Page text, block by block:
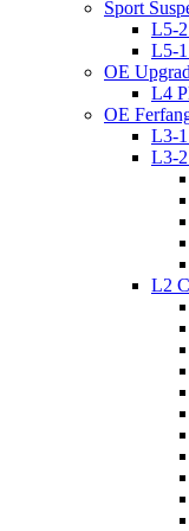
Sport
L5-
L5-1
OE
L4
OE
L3-
L3-
L2